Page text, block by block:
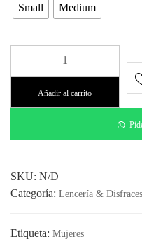
Small Medium
Añadir al carrito
SKU: N/D
Categoría: Lencería & Disfraces
Etiqueta: Mujeres